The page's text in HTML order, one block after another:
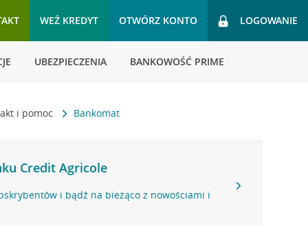
WEŹ KREDYT OTWÓRZ KONTO LOGOWANIE
UBEZPIECZENIA BANKOWOŚĆ PRIME
i pomoc Bankomat
Credit Agricole
i bądź na bieżąco z nowościami i